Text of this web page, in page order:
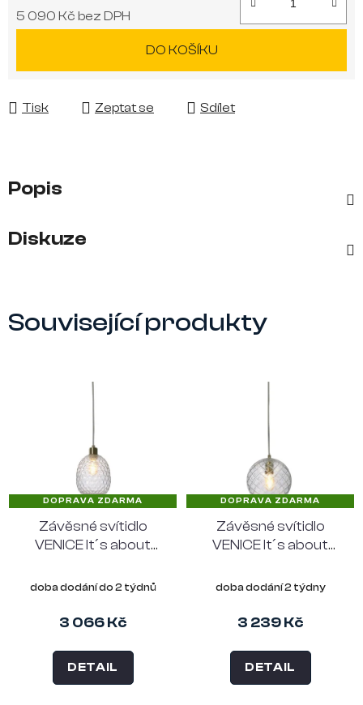
5 090 Kč bez DPH
DO KOŠÍKU
Tisk Zeptat se Sdílet
Popis
Diskuze
Související produkty
DOPRAVA ZDARMA
Závěsné svítidlo
VENICE It´s about
doba dodání do 2 týdnů
3 066 Kč
DETAIL
DOPRAVA ZDARMA
Závěsné svítidlo
VENICE It´s about
doba dodání 2 týdny
3 239 Kč
DETAIL